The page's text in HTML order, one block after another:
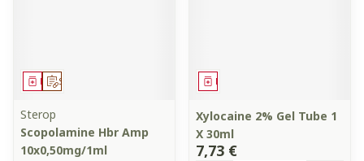
Sur prescription
Médicament
Sterop
Scopolamine Hbr Amp
10x0,50mg/1ml
Médicament
Xylocaine 2% Gel Tube 1
X 30ml
7,73 €